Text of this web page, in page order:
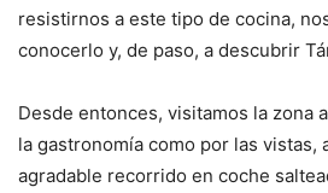
resistirnos a este tipo de cocina,
conocerlo y, de paso, a descubrir
Desde entonces, visitamos la zona
la gastronomía como por las vistas,
agradable recorrido en coche